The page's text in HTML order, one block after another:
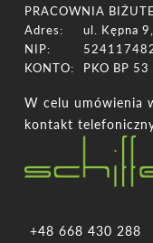
+48 668 430 288
PRACOWNIA
Adres:
ul. Kępna
NIP:
KONTO:
PKO BP
W celu umówienia
kontakt